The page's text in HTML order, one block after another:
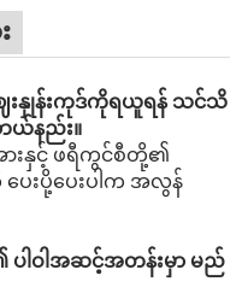
းနှုန်းကုဒ်ကိုရယူရန် သင်သိ
ယ်နည်း။
ားနှင့် ဖရီကွင်စီတို့၏
းပို့ပေးပါက အလွန်
ပါဝါအဆင့်အတန်းမှာ မည်